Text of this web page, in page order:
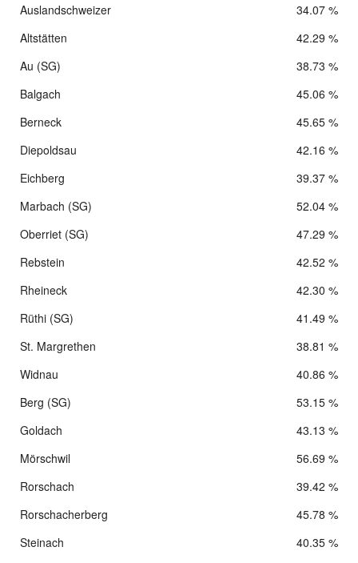
Downloads
Auslandschweizer
34.07 %
Altstätten
42.29 %
Au (SG)
38.73 %
Balgach
45.06 %
Berneck
45.65 %
Diepoldsau
42.16 %
Eichberg
39.37 %
Marbach (SG)
52.04 %
Oberriet (SG)
47.29 %
Rebstein
42.52 %
Rheineck
42.30 %
Rüthi (SG)
41.49 %
St. Margrethen
38.81 %
Widnau
40.86 %
Berg (SG)
53.15 %
Goldach
43.13 %
Mörschwil
56.69 %
Rorschach
39.42 %
Rorschacherberg
45.78 %
Steinach
40.35 %